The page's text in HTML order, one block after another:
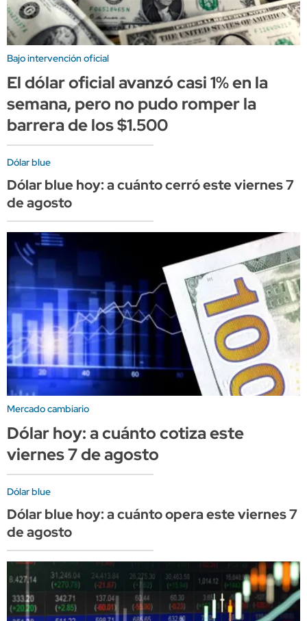
Bajo intervención oficial
El dólar oficial avanzó casi 1% en la
semana, pero no pudo romper la
barrera de los $1.500
Dólar blue
Dólar blue hoy: a cuánto cerró este viernes 7
de agosto
Mercado cambiario
Dólar hoy: a cuánto cotiza este
viernes 7 de agosto
Dólar blue
Dólar blue hoy: a cuánto opera este viernes 7
de agosto